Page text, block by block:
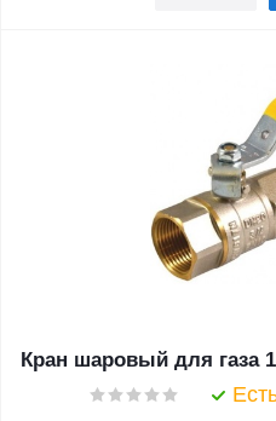
Кран шаровый для газа